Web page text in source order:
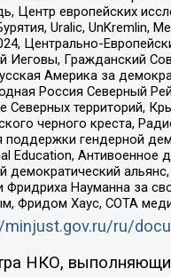
Центр европейских
Uralic, UnKremlin,
Центрально-
Иеговы, Гражданский
Америка за
Россия Северный
территорий,
черного креста,
гендерной
Education,
демократический
Науманна за
Фридом Хаус, СОТА
minjust.gov.ru/ru/
НКО,